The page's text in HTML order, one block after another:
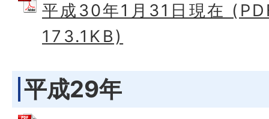
平成30年1月31日現在
173.1KB)
平成29年